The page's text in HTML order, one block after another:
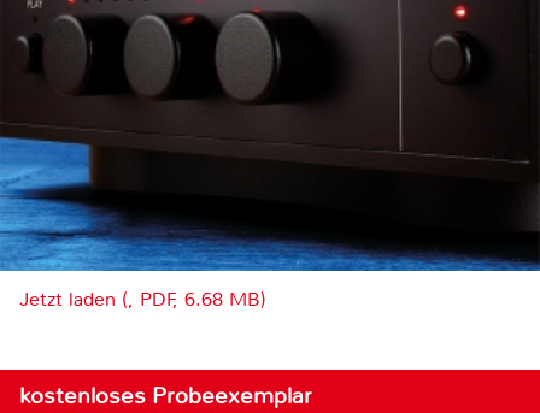
Jetzt laden (, PDF, 6.68 MB)
kostenloses Probeexemplar